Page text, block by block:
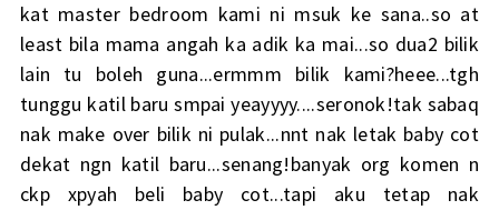
kat master bedroom kami ni msuk ke sana..so at
least bila mama angah ka adik ka mai...so dua2 bilik
lain tu boleh guna...ermmm bilik kami?heee...tgh
tunggu katil baru smpai yeayyyy....seronok!tak sabaq
nak make over bilik ni pulak...nnt nak letak baby cot
dekat ngn katil baru...senang!banyak org komen n
ckp xpyah beli baby cot...tapi aku tetap nak